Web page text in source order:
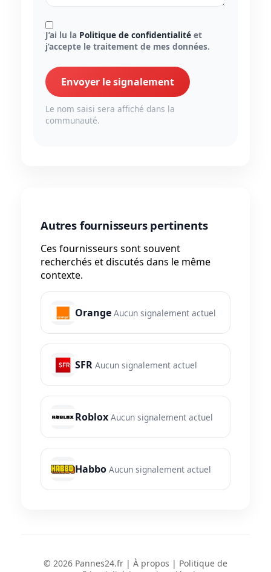
J’ai lu la Politique de confidentialité et
j’accepte le traitement de mes données.
Envoyer le signalement
Le nom saisi sera affiché dans la
communauté.
Autres fournisseurs pertinents
Ces fournisseurs sont souvent
recherchés et discutés dans le même
contexte.
Orange Aucun signalement actuel
SFR Aucun signalement actuel
Roblox Aucun signalement actuel
Habbo Aucun signalement actuel
© 2026 Pannes24.fr | À propos | Politique de